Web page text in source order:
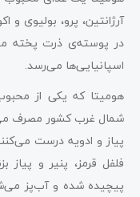
آرژانتین، پرو، بولیوی
در پوسته‌ی ذرت پخته
اسپانیایی‌ها می‌رسد.
هومیتا که یکی از
شمال غرب کشور مصرف
پیاز و ادویه درست
فلفل قرمز، پنیر و
پیچیده شده و آب‌پز